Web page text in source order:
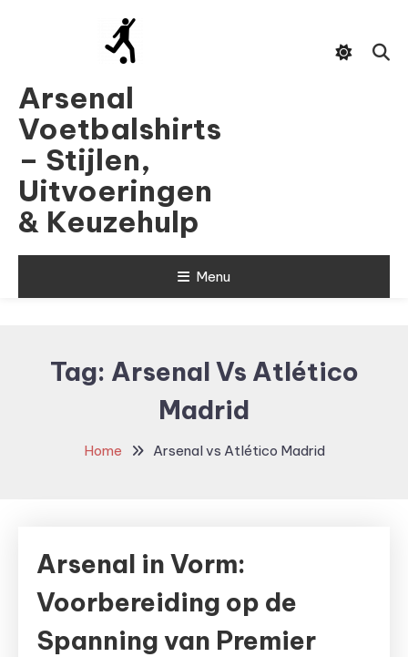
Arsenal
Voetbalshirts
– Stijlen,
Uitvoeringen
& Keuzehulp
Menu
Tag: Arsenal Vs Atlético
Madrid
Home Arsenal vs Atlético Madrid
Arsenal in Vorm:
Voorbereiding op de
Spanning van Premier